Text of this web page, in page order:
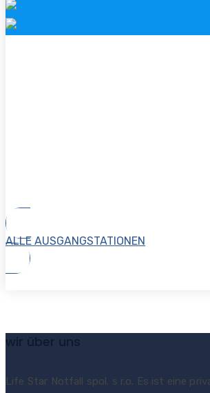
ALLE AUSGANGSTATIONEN
wir über uns
Life Star Notfall spol. s r.o. Es ist eine